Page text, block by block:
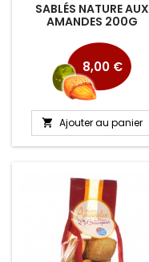
SABLÉS NATURE AUX
AMANDES 200G
Prix
8,00 €
 Ajouter au panier